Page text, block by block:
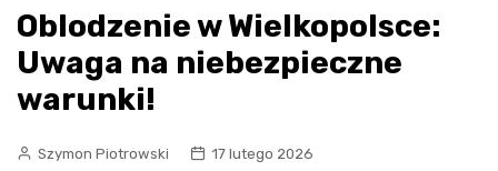
Oblodzenie w Wielkopolsce:
Uwaga na niebezpieczne
warunki!
Szymon Piotrowski
17 lutego 2026